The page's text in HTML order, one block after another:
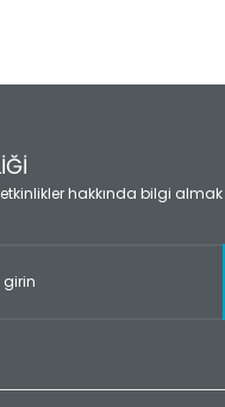
hakkında bilgi